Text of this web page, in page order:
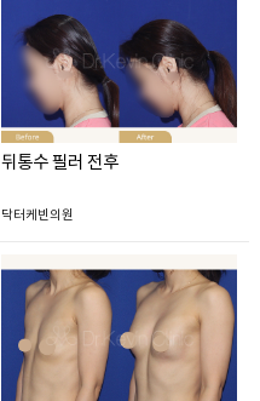
뒤통수 필러 전후
닥터케빈의원